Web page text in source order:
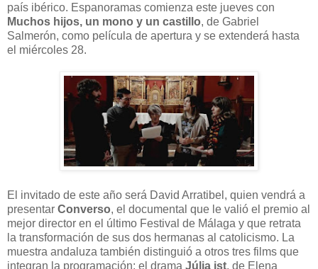
país ibérico. Espanoramas comienza este jueves con
Muchos hijos, un mono y un castillo, de Gabriel
Salmerón, como película de apertura y se extenderá hasta
el miércoles 28.
El invitado de este año será David Arratibel, quien vendrá a
presentar Converso, el documental que le valió el premio al
mejor director en el último Festival de Málaga y que retrata
la transformación de sus dos hermanas al catolicismo. La
muestra andaluza también distinguió a otros tres films que
integran la programación: el drama Júlia ist, de Elena